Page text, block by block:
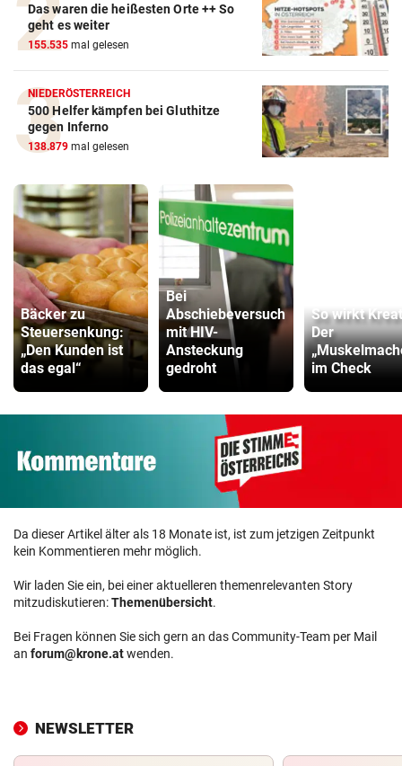
Das waren die heißesten Orte ++ So
geht es weiter
155.535 mal gelesen
NIEDERÖSTERREICH
500 Helfer kämpfen bei Gluthitze
gegen Inferno
138.879 mal gelesen
Bäcker zu
Steuersenkung:
„Den Kunden ist
das egal“
Bei
Abschiebeversuch
mit HIV-
Ansteckung
gedroht
So wirkt
Der
im Check
Da dieser Artikel älter als 18 Monate ist, ist zum jetzigen Zeitpunkt
kein Kommentieren mehr möglich.
Wir laden Sie ein, bei einer aktuelleren themenrelevanten Story
mitzudiskutieren:Themenübersicht.
Bei Fragen können Sie sich gern an das Community-Team per Mail
an forum@krone.atwenden.
NEWSLETTER